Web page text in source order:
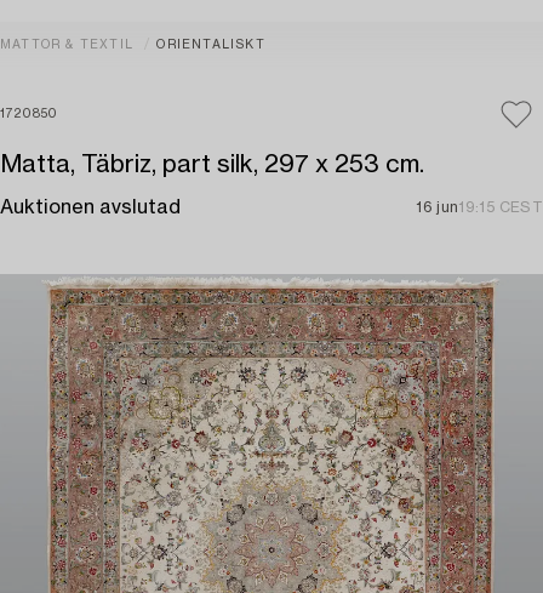
MATTOR & TEXTIL ORIENTALISKT
1720850
Matta, Täbriz, part silk, 297 x 253 cm.
Auktionen avslutad 16 jun19:15 CEST